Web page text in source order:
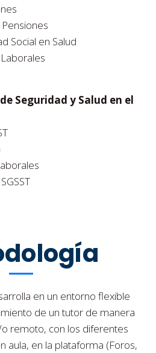
Social en Salud
Seguridad y Salud en el
en un entorno flexible
de un tutor de manera
remoto, con los diferentes
aula, en la plataforma (Foros,